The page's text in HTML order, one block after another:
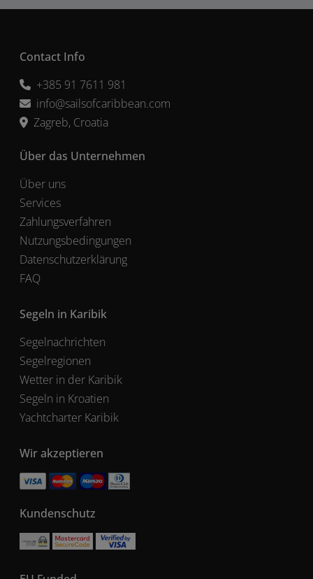
Contact Info
+385 91 7611 981
info@sailsofcaribbean.com
Zagreb, Croatia
Über das Unternehmen
Über uns
Services
Zahlungsverfahren
Nutzungsbedingungen
Datenschutzerklärung
FAQ
Segeln in Karibik
Segelnachrichten
Segelregionen
Wetter in der Karibik
Segeln in Kroatien
Yachtcharter Karibik
Wir akzeptieren
Kundenschutz